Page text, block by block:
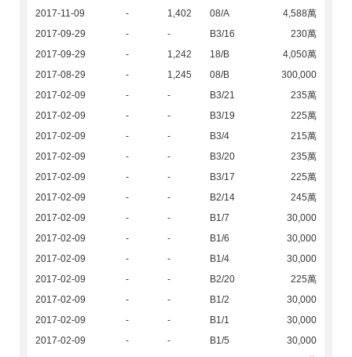
2017-11-09
- 1,402 08/A
4,588萬
2017-09-29
- - B3/16
230萬
2017-09-29
- 1,242 18/B
4,050萬
2017-08-29
- 1,245 08/B
300,000
2017-02-09
- - B3/21
235萬
2017-02-09
- - B3/19
225萬
2017-02-09
- - B3/4
215萬
2017-02-09
- - B3/20
235萬
2017-02-09
- - B3/17
225萬
2017-02-09
- - B2/14
245萬
2017-02-09
- - B1/7
30,000
2017-02-09
- - B1/6
30,000
2017-02-09
- - B1/4
30,000
2017-02-09
- - B2/20
225萬
2017-02-09
- - B1/2
30,000
2017-02-09
- - B1/1
30,000
2017-02-09
- - B1/5
30,000